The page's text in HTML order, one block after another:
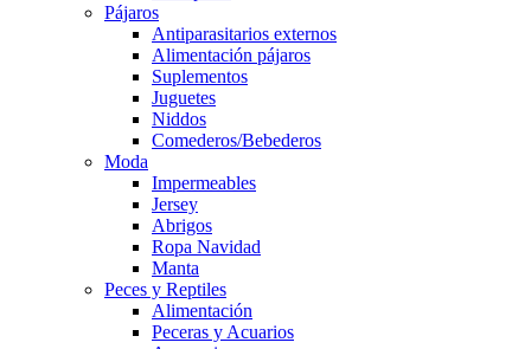
Pájaros
Antiparasitarios externos
Alimentación pájaros
Suplementos
Juguetes
Niddos
Comederos/Bebederos
Moda
Impermeables
Jersey
Abrigos
Ropa Navidad
Manta
Peces y Reptiles
Alimentación
Peceras y Acuarios